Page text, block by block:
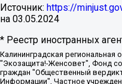
Источник: https://
на 03.05.2024
* Реестр иностранных
Калининградская региональная общественная организация "Экозащита!-Женсовет", Фонд содействия защите прав и свобод граждан "Общественный вердикт", Фонд "Институт Развития Свободы Информации", Частное учреждение "Информационное агентство МЕМО. РУ", Региональная общественная организация "Общественная комиссия по сохранению наследия академика Сахарова", Фонд поддержки свободы прессы, Санкт-Петербургская общественная правозащитная организация "Гражданский контроль", Межрегиональная общественная организация "Информационно-просветительский центр "Мемориал", Региональный Фонд "Центр Защиты Прав Средств Массовой Информации", с 05.12.2023 Фонд "Центр Защиты Прав Средств массовой информации", Региональная общественная благотворительная организация помощи беженцам и мигрантам "Гражданское содействие", Негосударственное образовательное учреждение дополнительного профессионального образования (повышение квалификации) специалистов "АКАДЕМИЯ ПО ПРАВАМ ЧЕЛОВЕКА", Свердловская региональная общественная организация "Сутяжник", Автономная некоммерческая организация "Центр независимых социологических исследований", Союз общественных объединений "Российский исследовательский центр по правам человека", Региональное общественное учреждение научно-информационный центр "МЕМОРИАЛ", Некоммерческая организация "Фонд защиты гласности", Автономная некоммерческая организация "Институт прав человека", Городская общественная организация "Екатеринбургское общество "МЕМОРИАЛ", Городская общественная организация "Рязанское историко-просветительское и правозащитное общество "Мемориал" (Рязанский Мемориал), Челябинский региональный орган общественной самодеятельности – женское общественное объединение "Женщины Евразии", Челябинский региональный орган общественной самодеятельности "Уральская правозащитная группа", Фонд содействия защите здоровья и социальной справедливости имени Андрея Рылькова, Автономная Некоммерческая Организация "Аналитический Центр Юрия Левады", Автономная некоммерческая организация социальной поддержки населения "Проект Апрель", Региональная общественная организация помощи женщинам и детям, находящимся в кризисной ситуации "Информационно-методический центр "Анна", Фонд содействия развитию массовых коммуникаций и правовому просвещению "Так-так-Так", Фонд содействия устойчивому развитию "Серебряная тайга", Свердловский региональный общественный фонд социальных проектов "Новое время", "Idel.Реалии", Кавказ.Реалии, Крым.Реалии, Телеканал Настоящее Время, Татаро-башкирская служба Радио Свобода (Azatliq Radiosi), Радио Свободная Европа/Радио Свобода (PCE/PC), "Сибирь.Реалии", "Фактограф", Благотворительный фонд помощи осужденным и их семьям, Автономная некоммерческая организация "Институт глобализации и социальных движений", Фонд "В защиту прав заключенных", Частное учреждение "Центр поддержки и содействия развитию средств массовой информации", Пензенский региональный общественный благотворительный фонд "Гражданский союз", "Север.Реалии", Некоммерческая организация Фонд "Правовая инициатива", Общество с ограниченной ответственностью "Радио Свободная Европа/Радио Свобода", Чешское информационное агентство "MEDIUM-ORIENT", Красноярская региональная общественная организация "Мы против СПИДа", Камалягин Денис Николаевич, Маркелов Сергей Евгеньевич, Пономарев Лев Александрович, Савицкая Людмила Алексеевна, Автономная некоммерческая организация "Центр по работе с проблемой насилия "НАСИЛИЮ.НЕТ", Межрегиональный профессиональный союз работников здравоохранения "Альянс врачей", Юридическое лицо, зарегистрированное в Латвийской Республике, SIA "Medusa Project" (регистрационный номер 40103797863, дата регистрации 10.06.2014), Некоммерческая организация "Фонд по борьбе с коррупцией", Автономная некоммерческая организация "Институт права и публичной политики", Баданин Роман Сергеевич, Гликин Максим Александрович, Железнова Мария Михайловна, Лукьянова Юлия Сергеевна, Маетная Елизавета Витальевна, Маняхин Петр Борисович, Чуракова Ольга Владимировна, Ярош Юлия Петровна, Юридическое лицо "The Insider SIA", зарегистрированное в Риге, Латвийская Республика (дата регистрации 26.06.2015), являющееся администратором доменного имени интернет-издания "The Insider SIA", https://theins.ru, Постернак Алексей Евгеньевич, Рубин Михаил Аркадьевич, Анин Роман Александрович, Юридическое лицо Istories fonds, зарегистрированное в Латвийской Республике (регистрационный номер 50008295751, дата регистрации 24.02.2020), Великовский Дмитрий Александрович, Долинина Ирина Николаевна, Мароховская Алеся Алексеевна, Шлейнов Роман Юрьевич, Шмагун Олеся Валентиновна, Общество с ограниченной ответственностью "Альтаир 2021", Общество с ограниченной ответственностью "Вега 2021", Общество с ограниченной ответственностью "Главный редактор 2021", Общество с ограниченной ответственностью "Ромашки монолит", Важенков Артем Валерьевич, Ивановская областная общественная организация "Центр гендерных исследований", Гурман Юрий Альбертович, Медиапроект "ОВД-Инфо", Егоров Владимир Владимирович, Жилинский Владимир Александрович, Общество с ограниченной ответственностью "ЗП", Иванова София Юрьевна, Карезина Инна Павловна, Кильтау Екатерина Викторовна, Петров Алексей Викторович, Пискунов Сергей Евгеньевич, Смирнов Сергей Сергеевич, Тихонов Михаил Сергеевич, Общество с ограниченной ответственностью "ЖУРНАЛИСТ-ИНОСТРАННЫЙ АГЕНТ", Арапова Галина Юрьевна, Вольтская Татьяна Анатольевна, Американская компания "Mason G.E.S.